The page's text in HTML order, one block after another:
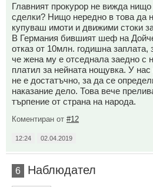
Главният прокурор не вижда
сделки? Нищо нередно в това да
купуваш имоти и движими стоки
В Германия бившият шеф на
отказ от 10млн. годишна
че жена му е отседнала заедно с
платил за нейната нощувка. У
не е достатъчно, за да се
наказание дело. Това вече
търпение от страна на народа.
Коментиран от #12
12:24 02.04.2019
6 Наблюдател